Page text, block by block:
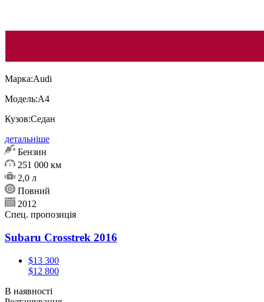
Марка:Audi
Модель:А4
Кузов:Седан
детальніше
Бензин
251 000 км
2,0 л
Повний
2012
Спец. пропозиція
Subaru Crosstrek 2016
$13 300
$12 800
В наявності